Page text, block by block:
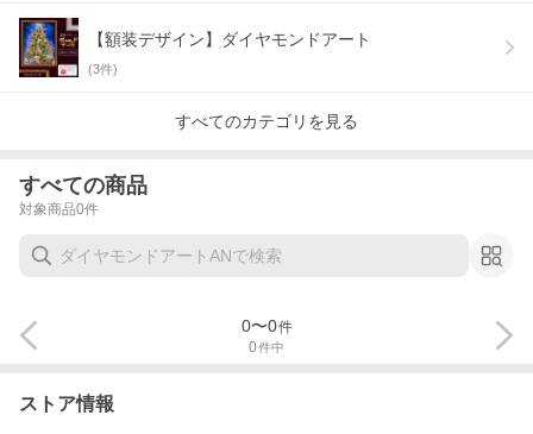
【額装デザイン】ダイヤモンドアート
(3件)
すべてのカテゴリを見る
すべての商品
対象商品0件
0件中
0〜0件
ストア情報